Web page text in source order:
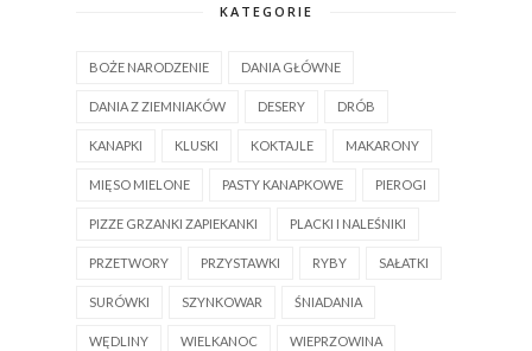
KATEGORIE
BOŻE NARODZENIE DANIA GŁÓWNE
DANIA Z ZIEMNIAKÓW DESERY DRÓB
KANAPKI KLUSKI KOKTAJLE MAKARONY
MIĘSO MIELONE PASTY KANAPKOWE PIEROGI
PIZZE GRZANKI ZAPIEKANKI PLACKI I NALEŚNIKI
PRZETWORY PRZYSTAWKI RYBY SAŁATKI
SURÓWKI SZYNKOWAR ŚNIADANIA
WĘDLINY WIELKANOC WIEPRZOWINA